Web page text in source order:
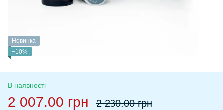
Новинка
−10%
В наявності
2 007.00 грн 2 230.00 грн